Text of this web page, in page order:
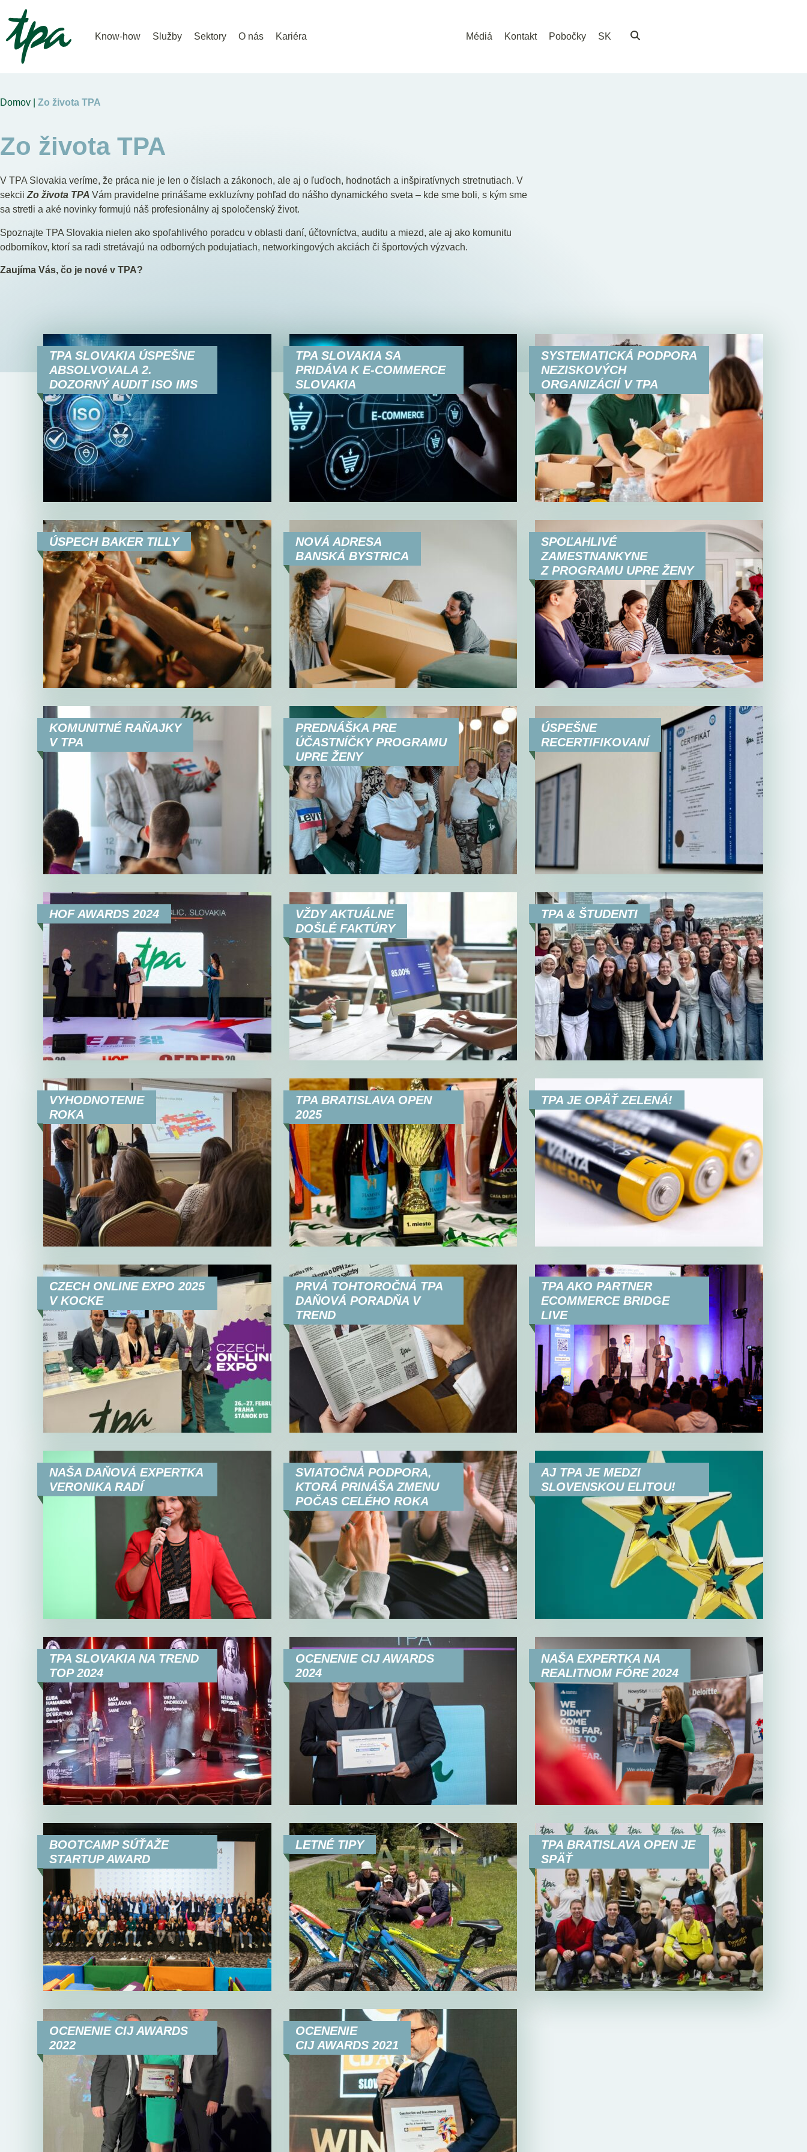
Know-how Služby Sektory O nás Kariéra Kontakt
Médiá Pobočky SK
Domov | Zo života TPA
Zo života TPA
V TPA Slovakia veríme, že práca nie je len o číslach a zákonoch, ale aj o ľuďoch, hodnotách a inšpiratívnych stretnutiach. V
sekciiZo života TPA Vám pravidelne prinášame exkluzívny pohľad do nášho dynamického sveta – kde sme boli, s kým sme
sa stretli a aké novinky formujú náš profesionálny aj spoločenský život.
Spoznajte TPA Slovakia nielen ako spoľahlivého poradcu v oblasti daní, účtovníctva, auditu a miezd, ale aj ako komunitu
odborníkov, ktorí sa radi stretávajú na odborných podujatiach, networkingových akciách či športových výzvach.
Zaujíma Vás, čo je nové v TPA?
TPA SLOVAKIA ÚSPEŠNE
ABSOLVOVALA 2.
DOZORNÝ AUDIT ISO IMS
TPA SLOVAKIA SA
PRIDÁVA K E-COMMERCE
SLOVAKIA
SYSTEMATICKÁ PODPORA
NEZISKOVÝCH
ORGANIZÁCIÍ V TPA
ÚSPECH BAKER TILLY
NOVÁ ADRESA
BANSKÁ BYSTRICA
SPOĽAHLIVÉ
ZAMESTNANKYNE
Z PROGRAMU UPRE ŽENY
KOMUNITNÉ RAŇAJKY
V TPA
PREDNÁŠKA PRE
ÚČASTNÍČKY PROGRAMU
UPRE ŽENY
ÚSPEŠNE
RECERTIFIKOVANÍ
HOF AWARDS 2024
VŽDY AKTUÁLNE
DOŠLÉ FAKTÚRY
TPA & ŠTUDENTI
VYHODNOTENIE
ROKA
TPA BRATISLAVA OPEN
2025
TPA JE OPÄŤ ZELENÁ!
CZECH ONLINE EXPO 2025
V KOCKE
PRVÁ TOHTOROČNÁ TPA
DAŇOVÁ PORADŇA V
TREND
TPA AKO PARTNER
ECOMMERCE BRIDGE
LIVE
NAŠA DAŇOVÁ EXPERTKA
VERONIKA RADÍ
SVIATOČNÁ PODPORA,
KTORÁ PRINÁŠA ZMENU
POČAS CELÉHO ROKA
AJ TPA JE MEDZI
SLOVENSKOU ELITOU!
TPA SLOVAKIA NA TREND
TOP 2024
OCENENIE CIJ AWARDS
2024
NAŠA EXPERTKA NA
REALITNOM FÓRE 2024
BOOTCAMP SÚŤAŽE
STARTUP AWARD
LETNÉ TIPY
TPA BRATISLAVA OPEN JE
SPÄŤ
OCENENIE CIJ AWARDS
2022
OCENENIE
CIJ AWARDS 2021